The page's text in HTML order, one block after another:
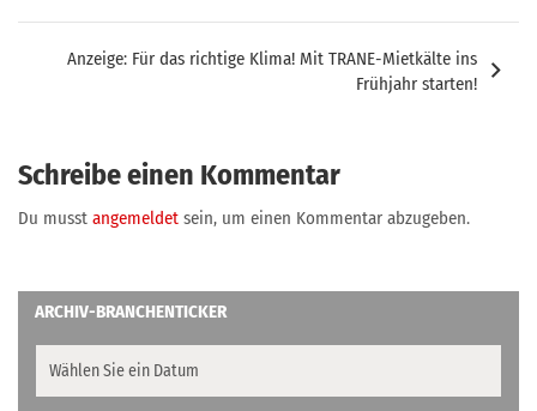
Anzeige: Für das richtige Klima! Mit TRANE-Mietkälte ins
Frühjahr starten!
Schreibe einen Kommentar
Du musst angemeldet sein, um einen Kommentar abzugeben.
ARCHIV-BRANCHENTICKER